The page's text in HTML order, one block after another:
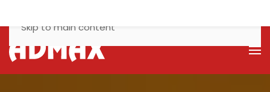
Skip to main content